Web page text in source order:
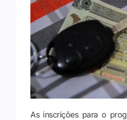
As inscrições para o